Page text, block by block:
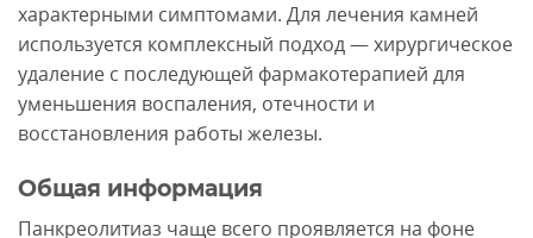
характерными симптомами. Для лечения камней
используется комплексный подход — хирургическое
удаление с последующей фармакотерапией для
уменьшения воспаления, отечности и
восстановления работы железы.
Общая информация
Панкреолитиаз чаще всего проявляется на фоне